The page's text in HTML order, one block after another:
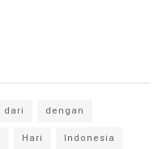
dari
dengan
Hari
Indonesia